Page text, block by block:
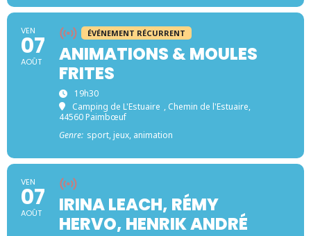
VEN
07
AOÛT
ÉVÉNEMENT RÉCURRENT
ANIMATIONS & MOULES
FRITES
19h30
Camping de L'Estuaire , Chemin de l'Estuaire,
44560 Paimbœuf
Genre: sport, jeux, animation
VEN
07
AOÛT
IRINA LEACH, RÉMY
HERVO, HENRIK ANDRÉ